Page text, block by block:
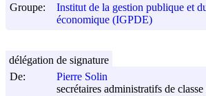
Groupe:
Institut de la gestion publique et
économique (IGPDE)
De:
Pierre Solin
secrétaires administratifs de
délégation de signature